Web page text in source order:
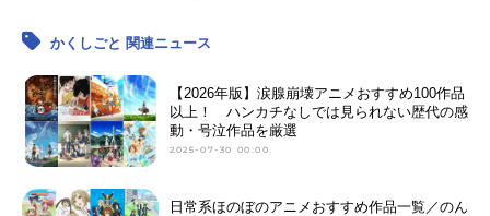
かくしごと 関連ニュース
【2026年版】涙腺崩壊アニメおすすめ100作品
以上！ ハンカチなしでは見られない歴代の感
動・号泣作品を厳選
2025-07-30 00:00
日常系ほのぼのアニメおすすめ作品一覧／のん